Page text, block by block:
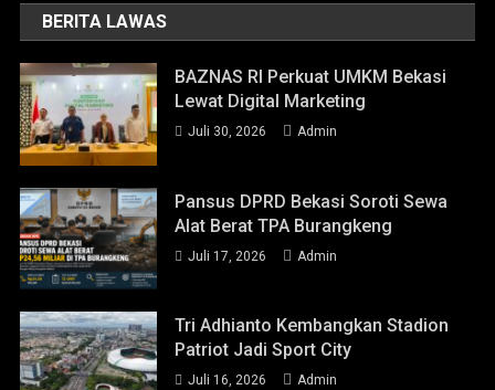
BERITA LAWAS
BAZNAS RI Perkuat UMKM Bekasi
Lewat Digital Marketing
Juli 30, 2026 Admin
Pansus DPRD Bekasi Soroti Sewa
Alat Berat TPA Burangkeng
Juli 17, 2026 Admin
Tri Adhianto Kembangkan Stadion
Patriot Jadi Sport City
Juli 16, 2026 Admin